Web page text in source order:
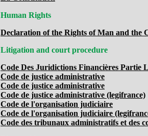
Human Rights
Declaration of the Rights of Man and the
Litigation and court procedure
Code Des Juridictions Financières Partie
Code de justice administrative
Code de justice administrative
Code de justice administrative (legifrance)
Code de l'organisation judiciaire
Code de l'organisation judiciaire
Code des tribunaux administratifs et des